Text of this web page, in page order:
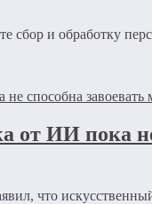
сбор и обработку
от ИИ пока
что